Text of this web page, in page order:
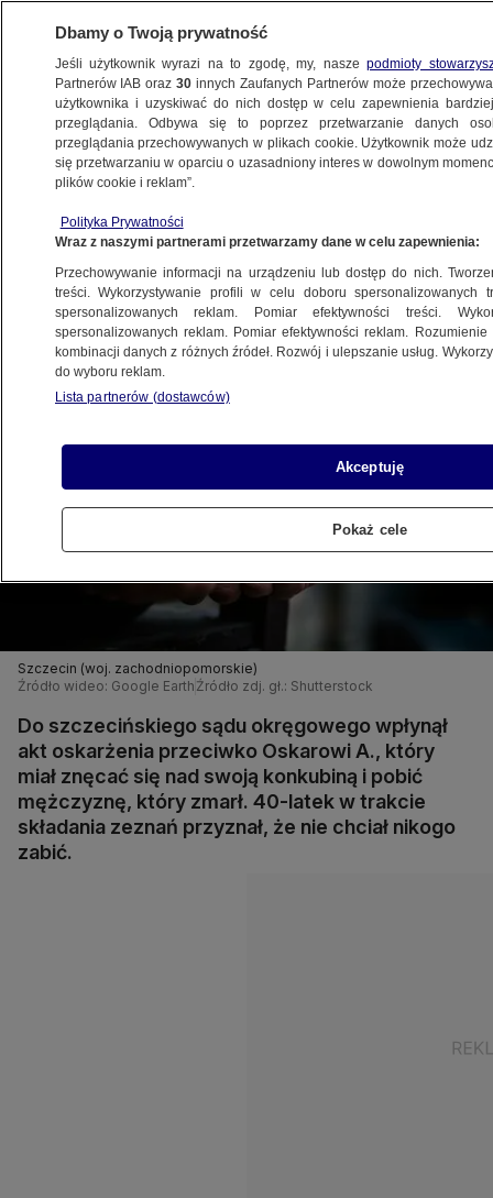
SZCZECIN
przed sądem za zabójstwo
13.03.2025, 14:35
Udostępnij
Szczecin (woj. zachodniopomorskie)
Źródło wideo: Google Earth Źródło zdj. gł.: Shutterstock
Do szczecińskiego sądu okręgowego wpłynął
akt oskarżenia przeciwko Oskarowi A., który
miał znęcać się nad swoją konkubiną i pobić
mężczyznę, który zmarł. 40-latek w trakcie
składania zeznań przyznał, że nie chciał nikogo
zabić.
Dbamy o Twoją prywatność
Jeśli użytkownik wyrazi na to zgodę, my, naszepodmioty
Partnerów IAB oraz30 innych Zaufanych Partnerów może
użytkownika i uzyskiwać do nich dostęp w celu zapewnienia
przeglądania. Odbywa się to poprzez przetwarzanie danych
przeglądania przechowywanych w plikach cookie. Użytkownik może
się przetwarzaniu w oparciu o uzasadniony interes w dowolnym
plików cookie i reklam”.
Polityka Prywatności
Wraz z naszymi partnerami przetwarzamy dane w celu zapewnienia:
Przechowywanie informacji na urządzeniu lub dostęp do nich.
treści. Wykorzystywanie profili w celu doboru spersonalizowanych
spersonalizowanych reklam. Pomiar efektywności treści.
spersonalizowanych reklam. Pomiar efektywności reklam.
kombinacji danych z różnych źródeł. Rozwój i ulepszanie usług.
do wyboru reklam.
Lista partnerów (dostawców)
Akceptuję
Pokaż cele